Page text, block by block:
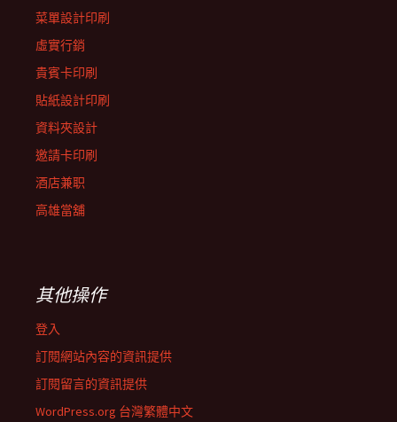
菜單設計印刷
虛實行銷
貴賓卡印刷
貼紙設計印刷
資料夾設計
邀請卡印刷
酒店兼职
高雄當舖
其他操作
登入
訂閱網站內容的資訊提供
訂閱留言的資訊提供
WordPress.org 台灣繁體中文